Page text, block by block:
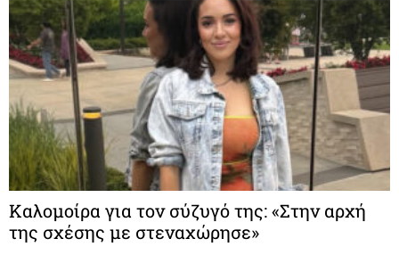
Καλομοίρα για τον σύζυγό της: «Στην αρχή
της σχέσης με στεναχώρησε»